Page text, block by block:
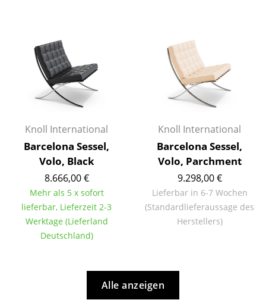
Räume
Zuhause
Wohnzimmer
Esszimmer
Schlafzimmer
Kinderzimmer
Arbeitszimmer
Diele
Balkon & Garten
Knoll International
Barcelona Sessel,
Volo, Black
8.666,00 €
Mehr als 5 x sofort
lieferbar, Lieferzeit 2-3
Werktage (Lieferland
Deutschland)
Knoll International
Barcelona Sessel,
Volo, Parchment
9.298,00 €
Lieferbar in 6-7 Wochen
(Standardlieferaussage des
Herstellers)
Alle anzeigen